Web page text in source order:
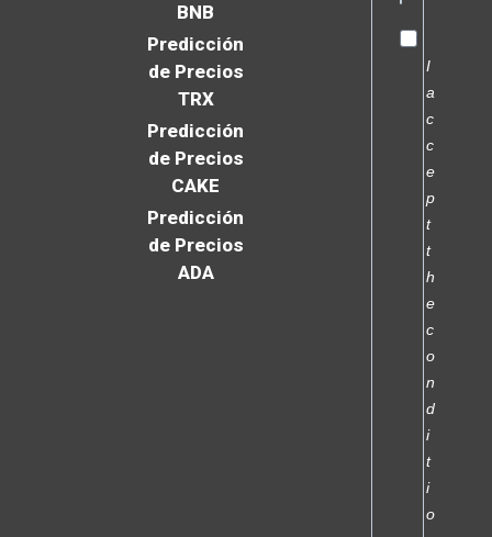
BNB
Predicción
de Precios
TRX
Predicción
de Precios
CAKE
Predicción
de Precios
ADA
I
a
c
c
e
p
t
t
h
e
c
o
n
d
i
t
i
o